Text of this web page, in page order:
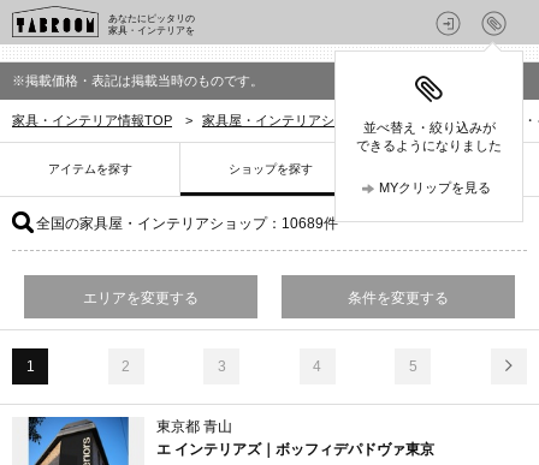
あなたにピッタリの
家具・インテリアを
並べ替え・絞り込みが
できるようになりました
MYクリップを見る
※掲載価格・表記は掲載当時のものです。
家具・インテリア情報TOP > 家具屋・インテリアショップを探す > 全国の家具屋
アイテムを探す ショップを探す
全国の家具屋・インテリアショップ：10689件
エリアを変更する 条件を変更する
1 2 3 4 5
東京都 青山
エ インテリアズ｜ボッフィデパドヴァ東京